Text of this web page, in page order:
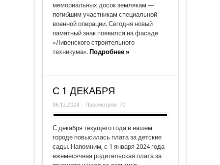
мемориальных досок землякам —
погибшим участникам специальной
военной операции. Сегодня новый
памятный знак появился на фасаде
«Ливенского строительного
техникума». Подробнее »
С 1 ДЕКАБРЯ
06.12.2024 Просмотров: 70
С декабря текущего года в нашем
городе повысилась плата за детские
сады. Напомним, с 1 января 2024 года
ежемесячная родительская плата за